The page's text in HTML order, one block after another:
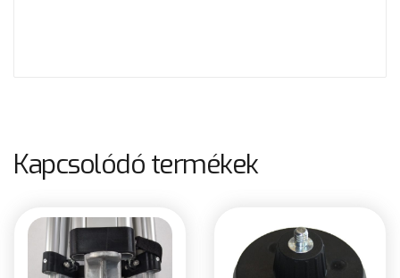
Kapcsolódó termékek